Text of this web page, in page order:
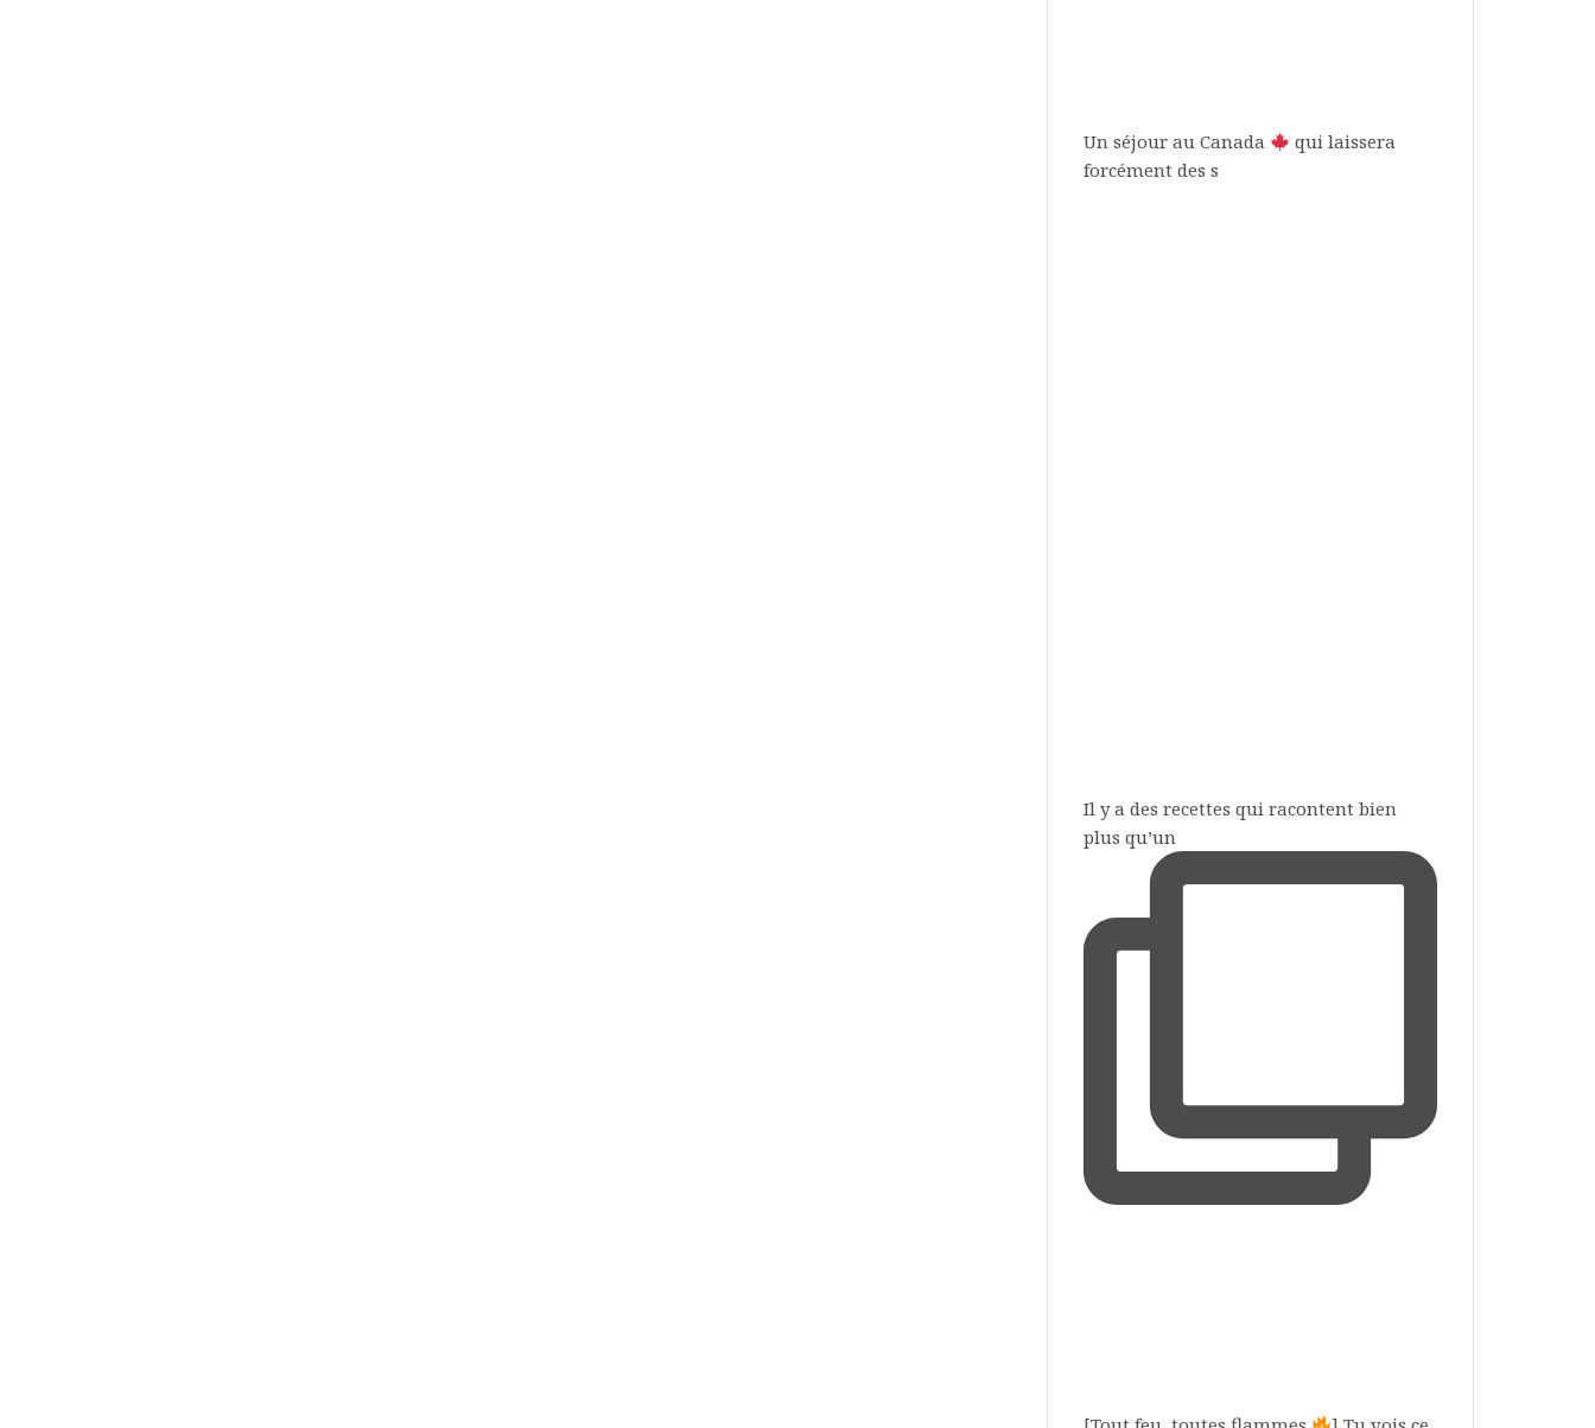
Un séjour au Canada
qui laissera
forcément des s
Il y a des recettes qui racontent bien
plus qu’un